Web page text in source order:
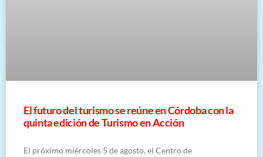
El futuro del turismo se reúne en Córdoba con la
quinta edición de Turismo en Acción
El próximo miércoles 5 de agosto, el Centro de